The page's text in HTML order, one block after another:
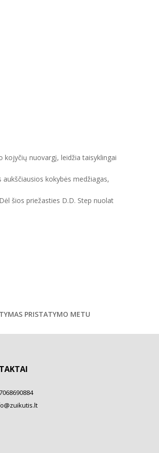
nuovargį, leidžia taisyklingai
kokybės medžiagas,
šios priežasties D.D. Step nuolat
PRISTATYMO METU